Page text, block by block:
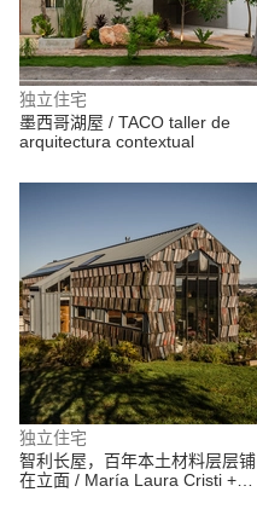
独立住宅
墨西哥湖屋 / TACO taller de
arquitectura contextual
独立住宅
智利长屋，百年本土材料层层铺
在立面 / María Laura Cristi +